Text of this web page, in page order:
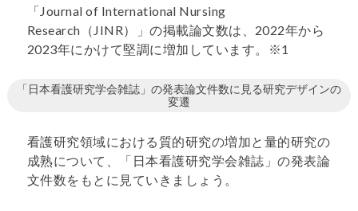
「Journal of International Nursing
Research（JINR）」の掲載論文数は、2022年から
2023年にかけて堅調に増加しています。※1
「日本看護研究学会雑誌」の発表論文件数に見る研究デザインの
変遷
看護研究領域における質的研究の増加と量的研究の
成熟について、「日本看護研究学会雑誌」の発表論
文件数をもとに見ていきましょう。